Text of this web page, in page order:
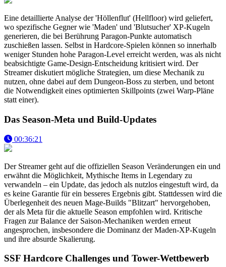
Eine detaillierte Analyse der 'Höllenflut' (Hellfloor) wird geliefert,
wo spezifische Gegner wie 'Maden' und 'Blutsucher' XP-Kugeln
generieren, die bei Berührung Paragon-Punkte automatisch
zuschießen lassen. Selbst in Hardcore-Spielen können so innerhalb
weniger Stunden hohe Paragon-Level erreicht werden, was als nicht
beabsichtigte Game-Design-Entscheidung kritisiert wird. Der
Streamer diskutiert mögliche Strategien, um diese Mechanik zu
nutzen, ohne dabei auf dem Dungeon-Boss zu sterben, und betont
die Notwendigkeit eines optimierten Skillpoints (zwei Warp-Pläne
statt einer).
Das Season-Meta und Build-Updates
00:36:21
Der Streamer geht auf die offiziellen Season Veränderungen ein und
erwähnt die Möglichkeit, Mythische Items in Legendary zu
verwandeln – ein Update, das jedoch als nutzlos eingestuft wird, da
es keine Garantie für ein besseres Ergebnis gibt. Stattdessen wird die
Überlegenheit des neuen Mage-Builds "Blitzart" hervorgehoben,
der als Meta für die aktuelle Season empfohlen wird. Kritische
Fragen zur Balance der Saison-Mechaniken werden erneut
angesprochen, insbesondere die Dominanz der Maden-XP-Kugeln
und ihre absurde Skalierung.
SSF Hardcore Challenges und Tower-Wettbewerb